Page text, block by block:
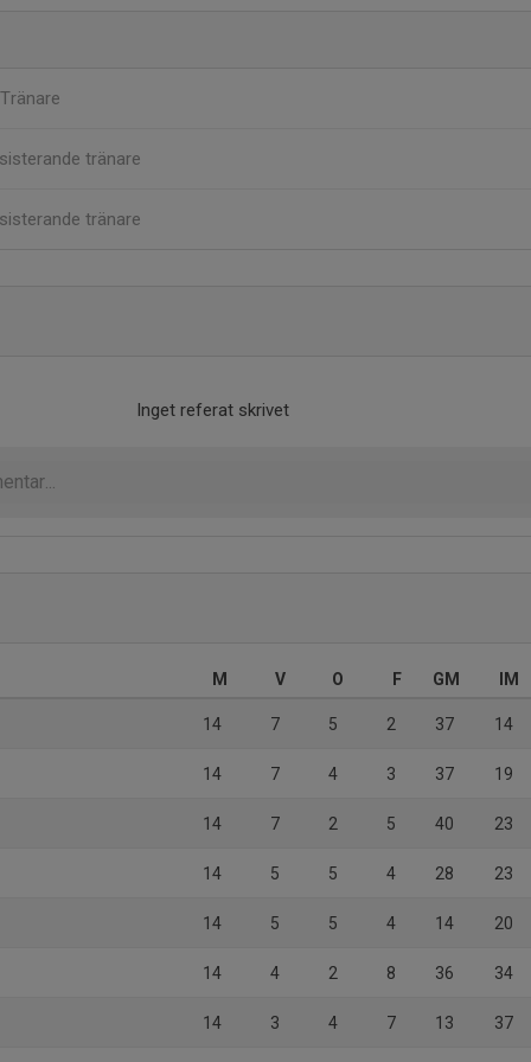
Tränare
tränare
tränare
Inget referat skrivet
M V O F GM IM
14 7 5 2 37 14
14 7 4 3 37 19
14 7 2 5 40 23
14 5 5 4 28 23
14 5 5 4 14 20
14 4 2 8 36 34
14 3 4 7 13 37